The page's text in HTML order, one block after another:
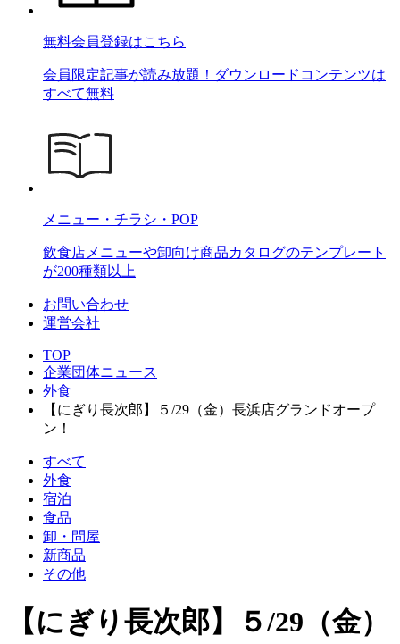
無料会員登録はこちら
会員限定記事が読み放題！ダウンロードコンテンツは
すべて無料
メニュー・チラシ・POP
飲食店メニューや卸向け商品カタログのテンプレート
が200種類以上
お問い合わせ
運営会社
TOP
企業団体ニュース
外食
【にぎり長次郎】５/29（金）長浜店グランドオープ
ン！
すべて
外食
宿泊
食品
卸・問屋
新商品
その他
【にぎり長次郎】５/29（金）